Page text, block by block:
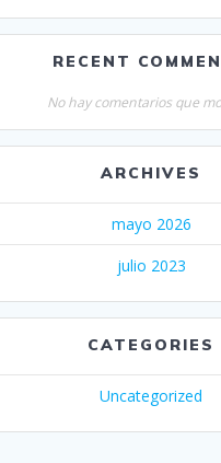
RECENT
No hay comentarios que
ARCHIVES
mayo 2026
julio 2023
CATEGORIES
Uncategorized